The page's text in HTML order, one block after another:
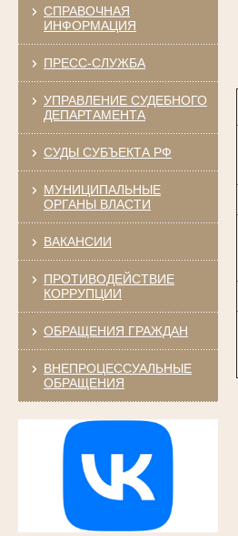
СПРАВОЧНАЯ
ИНФОРМАЦИЯ
ПРЕСС-СЛУЖБА
УПРАВЛЕНИЕ СУДЕБНОГО
ДЕПАРТАМЕНТА
СУДЫ СУБЪЕКТА РФ
МУНИЦИПАЛЬНЫЕ
ОРГАНЫ ВЛАСТИ
ВАКАНСИИ
ПРОТИВОДЕЙСТВИЕ
КОРРУПЦИИ
ОБРАЩЕНИЯ ГРАЖДАН
ВНЕПРОЦЕССУАЛЬНЫЕ
ОБРАЩЕНИЯ